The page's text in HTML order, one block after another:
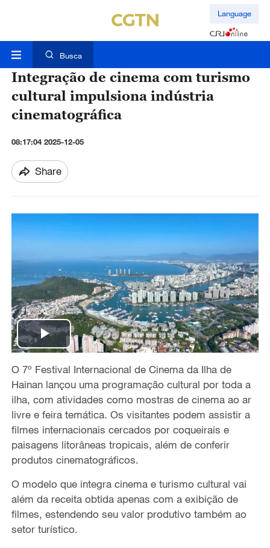
Language
Busca
Integração de cinema com turismo
cultural impulsiona indústria
cinematográfica
08:17:04 2025-12-05
Share
P
l
a
y
V
i
d
e
O 7º Festival Internacional de Cinema da Ilha de
Hainan lançou uma programação cultural por toda a
ilha, com atividades como mostras de cinema ao ar
livre e feira temática. Os visitantes podem assistir a
filmes internacionais cercados por coqueirais e
paisagens litorâneas tropicais, além de conferir
produtos cinematográficos.
O modelo que integra cinema e turismo cultural vai
além da receita obtida apenas com a exibição de
filmes, estendendo seu valor produtivo também ao
setor turístico.